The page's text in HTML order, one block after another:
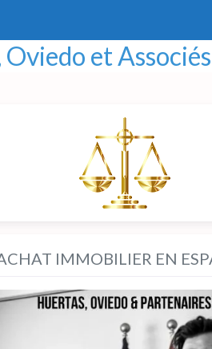
et Associés
IMMOBILIER EN